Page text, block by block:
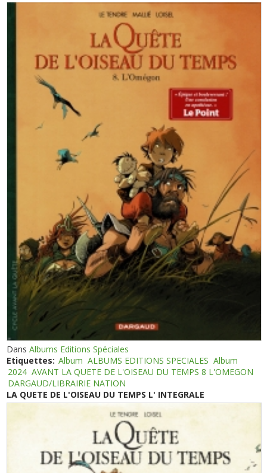
DansAlbums Editions Spéciales
Etiquettes: Album ALBUMS EDITIONS SPECIALES Album
2024 AVANT LA QUETE DE L'OISEAU DU TEMPS 8 L'OMEGON
DARGAUD/LIBRAIRIE NATION
LA QUETE DE L'OISEAU DU TEMPS L' INTEGRALE